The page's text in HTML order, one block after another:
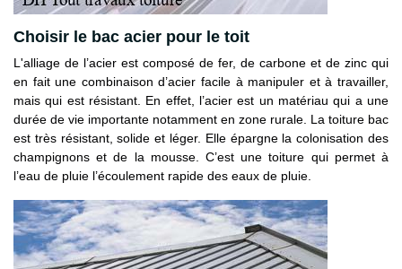
Choisir le bac acier pour le toit
L'alliage de l’acier est composé de fer, de carbone et de zinc qui
en fait une combinaison d’acier facile à manipuler et à travailler,
mais qui est résistant. En effet, l’acier est un matériau qui a une
durée de vie importante notamment en zone rurale. La toiture bac
est très résistant, solide et léger. Elle épargne la colonisation des
champignons et de la mousse. C’est une toiture qui permet à
l’eau de pluie l’écoulement rapide des eaux de pluie.